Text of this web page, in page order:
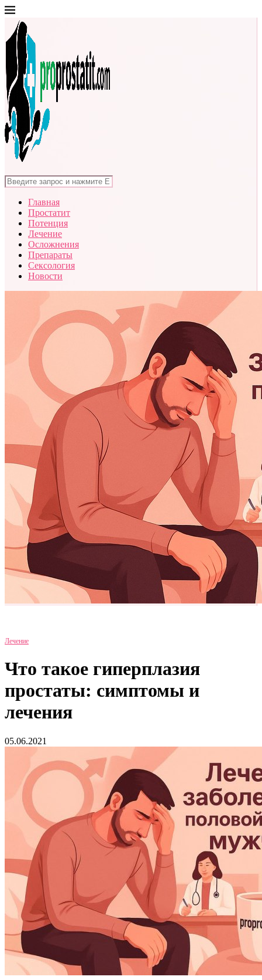
Главная
Простатит
Потенция
Лечение
Осложнения
Препараты
Сексология
Новости
Лечение
Что такое гиперплазия
простаты: симптомы и
лечения
05.06.2021